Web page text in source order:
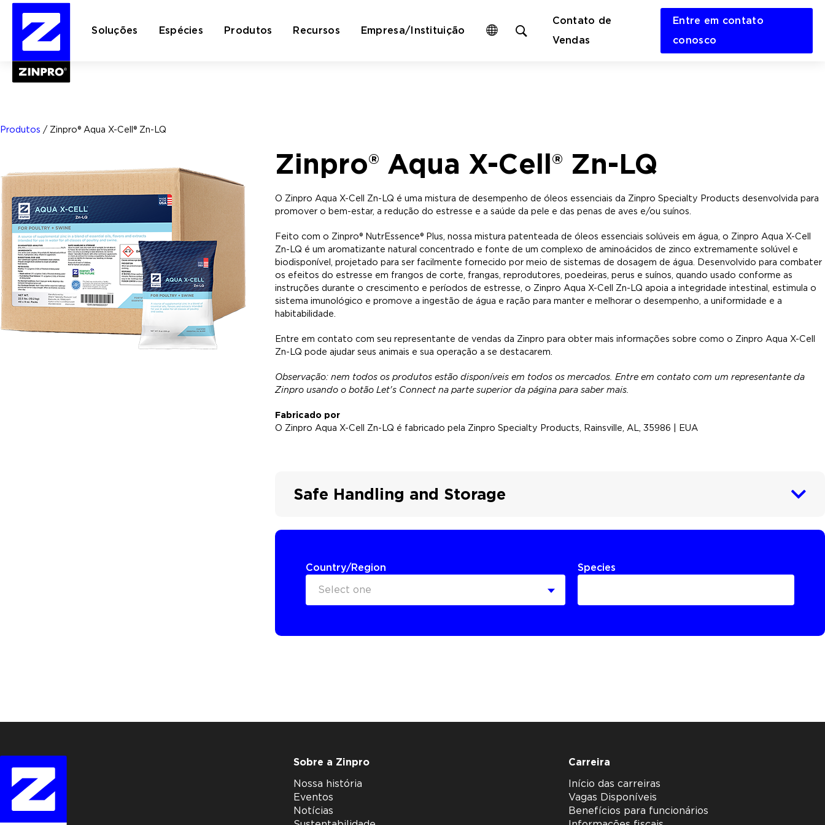
Soluções Espécies Produtos Recursos Empresa/Instituição
Contato de
Vendas
Entre em contato
conosco
Produtos / Zinpro® Aqua X-Cell® Zn-LQ
Zinpro® Aqua X-Cell® Zn-LQ
O Zinpro Aqua X-Cell Zn-LQ é uma mistura de desempenho de óleos essenciais da Zinpro Specialty Products desenvolvida para
promover o bem-estar, a redução do estresse e a saúde da pele e das penas de aves e/ou suínos.
Feito com o Zinpro® NutrEssence® Plus, nossa mistura patenteada de óleos essenciais solúveis em água, o Zinpro Aqua X-Cell
Zn-LQ é um aromatizante natural concentrado e fonte de um complexo de aminoácidos de zinco extremamente solúvel e
biodisponível, projetado para ser facilmente fornecido por meio de sistemas de dosagem de água. Desenvolvido para combater
os efeitos do estresse em frangos de corte, frangas, reprodutores, poedeiras, perus e suínos, quando usado conforme as
instruções durante o crescimento e períodos de estresse, o Zinpro Aqua X-Cell Zn-LQ apoia a integridade intestinal, estimula o
sistema imunológico e promove a ingestão de água e ração para manter e melhorar o desempenho, a uniformidade e a
habitabilidade.
Entre em contato com seu representante de vendas da Zinpro para obter mais informações sobre como o Zinpro Aqua X-Cell
Zn-LQ pode ajudar seus animais e sua operação a se destacarem.
Observação: nem todos os produtos estão disponíveis em todos os mercados. Entre em contato com um representante da
Zinpro usando o botão Let's Connect na parte superior da página para saber mais.
Fabricado por
O Zinpro Aqua X-Cell Zn-LQ é fabricado pela Zinpro Specialty Products, Rainsville, AL, 35986 | EUA
Safe Handling and Storage
Country/Region
Select one
Species
Sobre a Zinpro
Nossa história
Eventos
Notícias
Carreira
Início das carreiras
Vagas Disponíveis
Benefícios para funcionários